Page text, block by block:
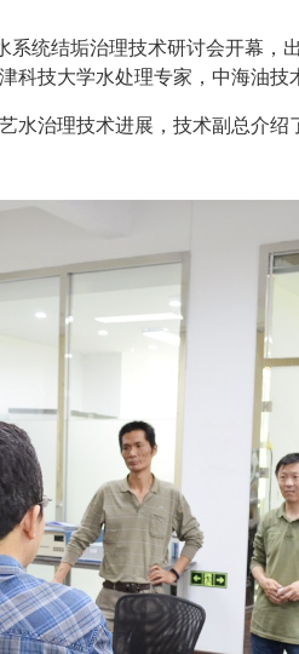
结垢治理技术研讨会开幕，出
技大学水处理专家，中海油技
治理技术进展，技术副总介绍